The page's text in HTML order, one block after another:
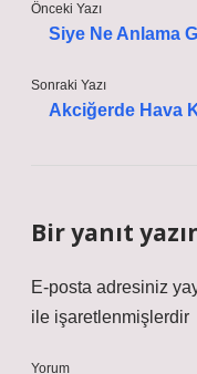
Önceki Yazı
Siye Ne Anlama
Sonraki Yazı
Akciğerde Hava
Bir yanıt
E-posta adresiniz
ile işaretlenmişlerdir
Yorum